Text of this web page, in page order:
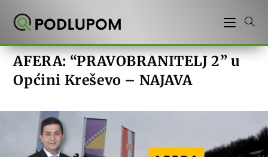
AFERA: “PRAVOBRANITELJ 2” u
Općini Kreševo – NAJAVA